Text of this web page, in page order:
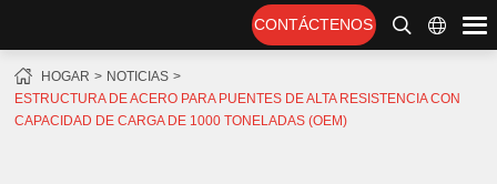
CONTÁCTENOS
HOGAR
NOTICIAS
ESTRUCTURA DE ACERO PARA PUENTES DE ALTA RESISTENCIA CON
CAPACIDAD DE CARGA DE 1000 TONELADAS (OEM)